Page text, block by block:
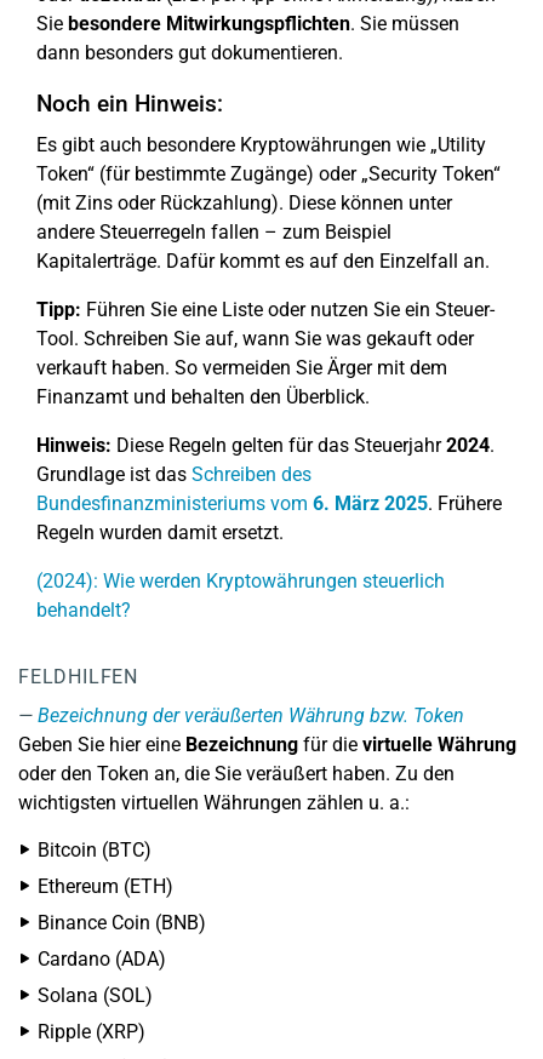
Sie besondere Mitwirkungspflichten. Sie müssen
dann besonders gut dokumentieren.
Noch ein Hinweis:
Es gibt auch besondere Kryptowährungen wie „Utility
Token“ (für bestimmte Zugänge) oder „Security Token“
(mit Zins oder Rückzahlung). Diese können unter
andere Steuerregeln fallen – zum Beispiel
Kapitalerträge. Dafür kommt es auf den Einzelfall an.
Tipp: Führen Sie eine Liste oder nutzen Sie ein Steuer-
Tool. Schreiben Sie auf, wann Sie was gekauft oder
verkauft haben. So vermeiden Sie Ärger mit dem
Finanzamt und behalten den Überblick.
Hinweis: Diese Regeln gelten für das Steuerjahr2024.
Grundlage ist das Schreiben des
Bundesfinanzministeriums vom 6. März 2025. Frühere
Regeln wurden damit ersetzt.
(2024): Wie werden Kryptowährungen steuerlich
behandelt?
FELDHILFEN
Bezeichnung der veräußerten Währung bzw. Token
Geben Sie hier eine Bezeichnung für die virtuelle Währung
oder den Token an, die Sie veräußert haben. Zu den
wichtigsten virtuellen Währungen zählen u. a.:
Bitcoin (BTC)
Ethereum (ETH)
Binance Coin (BNB)
Cardano (ADA)
Solana (SOL)
Ripple (XRP)